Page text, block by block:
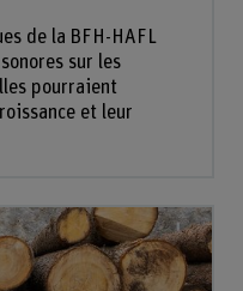
de la BFH-HAFL
sur les
pourraient
et leur